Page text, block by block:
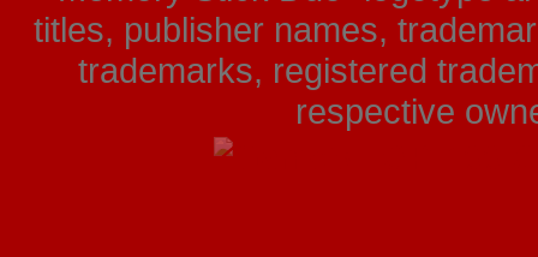
titles, publisher names,
trademarks, registered
respective